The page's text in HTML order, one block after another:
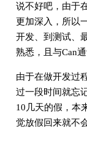
说不好吧，由于
更加深入，所以
开发、到测试、
熟悉，且与Can
由于在做开发过
过一段时间就忘
10几天的假，本
觉放假回来就不